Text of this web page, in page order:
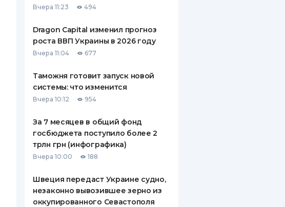
Вчера 11:23 494
Dragon Capital изменил прогноз
роста ВВП Украины в 2026 году
Вчера 11:04 677
Таможня готовит запуск новой
системы: что изменится
Вчера 10:12 954
За 7 месяцев в общий фонд
госбюджета поступило более 2
трлн грн (инфографика)
Вчера 10:00 188
Швеция передаст Украине судно,
незаконно вывозившее зерно из
оккупированного Севастополя